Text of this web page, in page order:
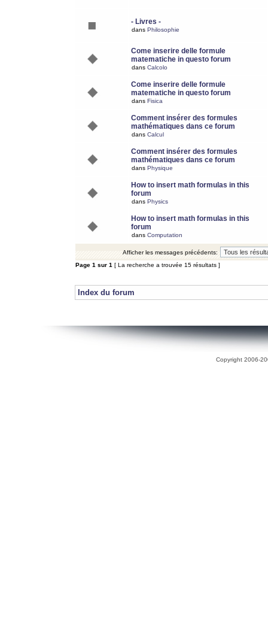
- Livres -
dans Philosophie
Come inserire delle formule
matematiche in questo forum
dans Calcolo
Come inserire delle formule
matematiche in questo forum
dans Fisica
Comment insérer des formules
mathématiques dans ce forum
dans Calcul
Comment insérer des formules
mathématiques dans ce forum
dans Physique
How to insert math formulas in this
forum
dans Physics
How to insert math formulas in this
forum
dans Computation
Afficher les messages précédents:
Page 1 sur 1 [ La recherche a trouvée 15 résultats ]
Index du forum
Copyright 2006-